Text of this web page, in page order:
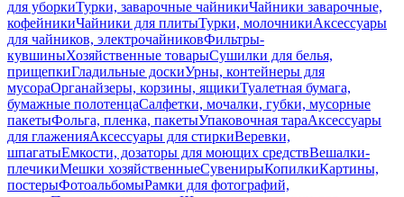
для уборкиТурки, заварочные чайникиЧайники заварочные,
кофейникиЧайники для плитыТурки, молочникиАксессуары
для чайников, электрочайниковФильтры-
кувшиныХозяйственные товарыСушилки для белья,
прищепкиГладильные доскиУрны, контейнеры для
мусораОрганайзеры, корзины, ящикиТуалетная бумага,
бумажные полотенцаСалфетки, мочалки, губки, мусорные
пакетыФольга, пленка, пакетыУпаковочная тараАксессуары
для глаженияАксессуары для стиркиВеревки,
шпагатыЕмкости, дозаторы для моющих средствВешалки-
плечикиМешки хозяйственныеСувенирыКопилкиКартины,
постерыФотоальбомыРамки для фотографий,